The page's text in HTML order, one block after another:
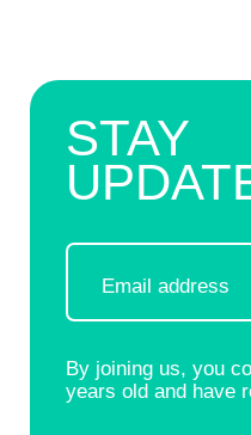
STAY
By joining us, you
years old and have